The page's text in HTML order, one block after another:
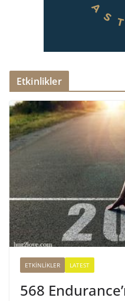
Etkinlikler
ETKINLIKLER LATEST
568